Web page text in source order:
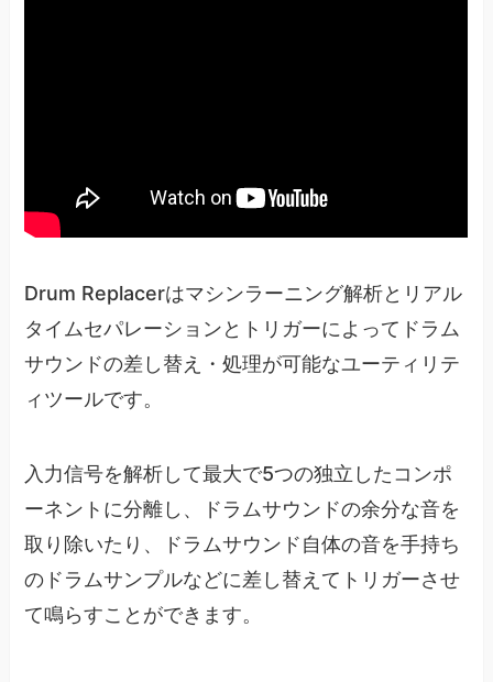
Drum Replacerはマシンラーニング解析とリアル
タイムセパレーションとトリガーによってドラム
サウンドの差し替え・処理が可能なユーティリテ
ィツールです。
入力信号を解析して最大で5つの独立したコンポ
ーネントに分離し、ドラムサウンドの余分な音を
取り除いたり、ドラムサウンド自体の音を手持ち
のドラムサンプルなどに差し替えてトリガーさせ
て鳴らすことができます。